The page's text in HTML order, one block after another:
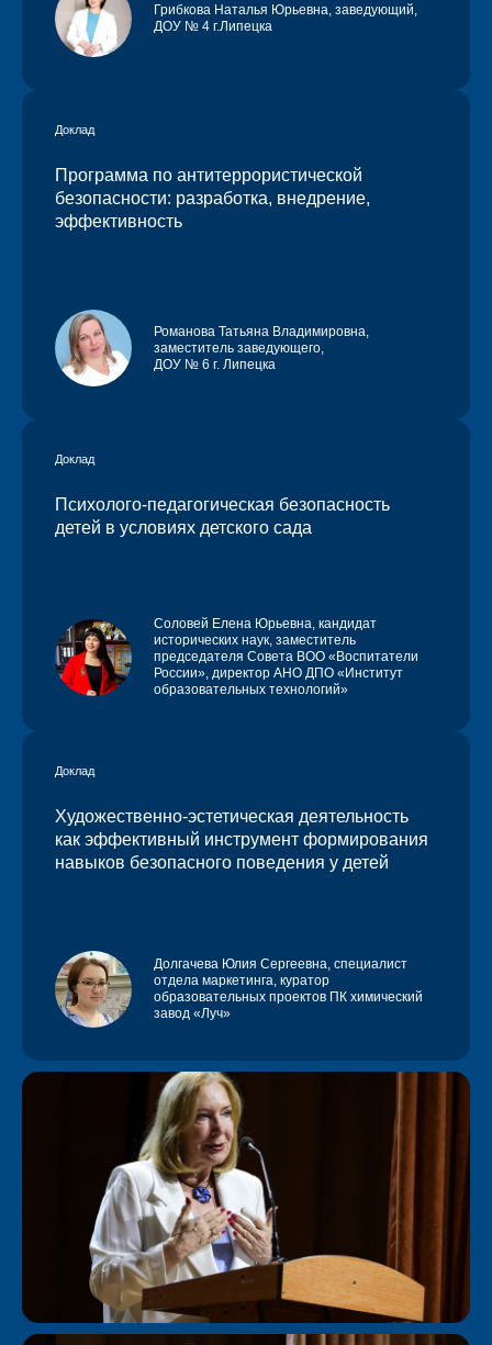
Грибкова Наталья Юрьевна, заведующий,
ДОУ № 4 г.Липецка
Доклад
Программа по антитеррористической
безопасности: разработка, внедрение,
эффективность
Романова Татьяна Владимировна,
заместитель заведующего,
ДОУ № 6 г. Липецка
Доклад
Психолого-педагогическая безопасность
детей в условиях детского сада
Соловей Елена Юрьевна, кандидат
исторических наук, заместитель
председателя Совета ВОО «Воспитатели
России», директор АНО ДПО «Институт
образовательных технологий»
Доклад
Художественно-эстетическая деятельность
как эффективный инструмент формирования
навыков безопасного поведения у детей
Долгачева Юлия Сергеевна, специалист
отдела маркетинга, куратор
образовательных проектов ПК химический
завод «Луч»